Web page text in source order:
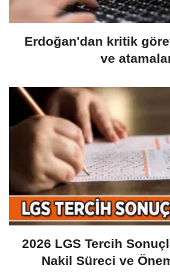
Erdoğan'dan kritik
ve
2026 LGS Tercih
Nakil Süreci ve